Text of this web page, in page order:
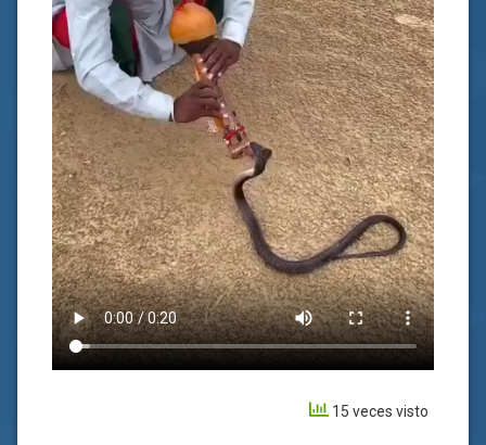
15 veces visto